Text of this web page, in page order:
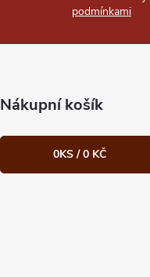
podmínkami
Nákupní košík
0KS /0 KČ